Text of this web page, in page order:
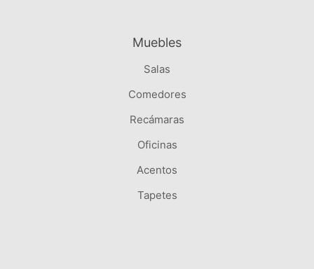
Muebles
Salas
Comedores
Recámaras
Oficinas
Acentos
Tapetes